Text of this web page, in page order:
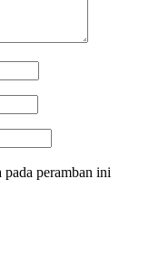
pada peramban ini